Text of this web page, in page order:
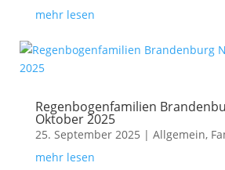
mehr lesen
Regenbogenfamilien
Oktober 2025
25. September 2025 | Allgemein,
mehr lesen